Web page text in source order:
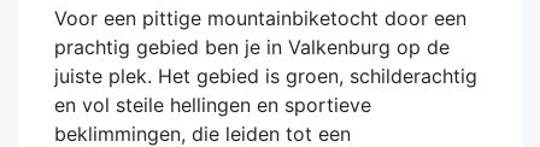
Voor een pittige mountainbiketocht door een
prachtig gebied ben je in Valkenburg op de
juiste plek. Het gebied is groen, schilderachtig
en vol steile hellingen en sportieve
beklimmingen, die leiden tot een